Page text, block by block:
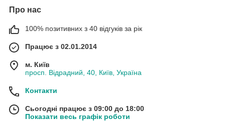
Про нас
100% позитивних з 40 відгуків за рік
Працює з 02.01.2014
м. Київ
просп. Відрадний, 40, Київ, Україна
Контакти
Сьогодні працює з 09:00 до 18:00
Показати весь графік роботи